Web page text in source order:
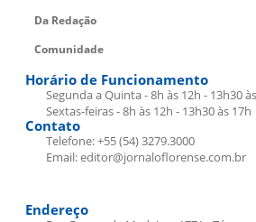
Da Redação
Comunidade
Horário de Funcionamento
Segunda a Quinta - 8h às 12h - 13h30
Sextas-feiras - 8h às 12h - 13h30 às 17h
Contato
Telefone: +55 (54) 3279.3000
Email: editor@jornaloflorense.com.br
Endereço